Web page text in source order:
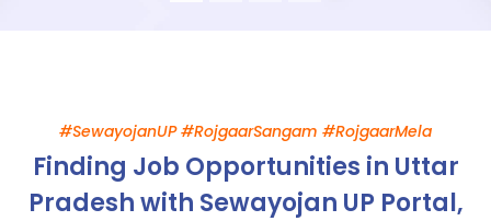
#SewayojanUP #RojgaarSangam #RojgaarMela
Finding Job Opportunities in Uttar
Pradesh with Sewayojan UP Portal,